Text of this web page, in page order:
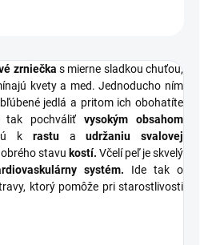
zrniečka s mierne sladkou chuťou,
kvety a med. Jednoducho ním
jedlá a pritom ich obohatíte
tak pochváliťvysokým obsahom
k rastu audržaniu svalovej
stavu kostí. Včelí peľ je skvelý
systém. Ide tak o
ktorý pomôže pri starostlivosti